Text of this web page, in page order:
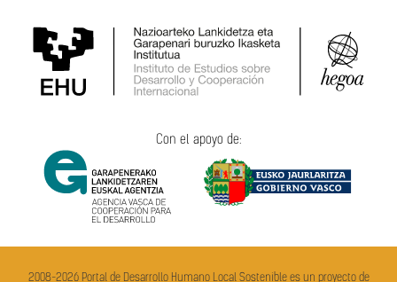
Con el apoyo de:
2008-2026 Portal de Desarrollo Humano Local Sostenible es un proyecto de